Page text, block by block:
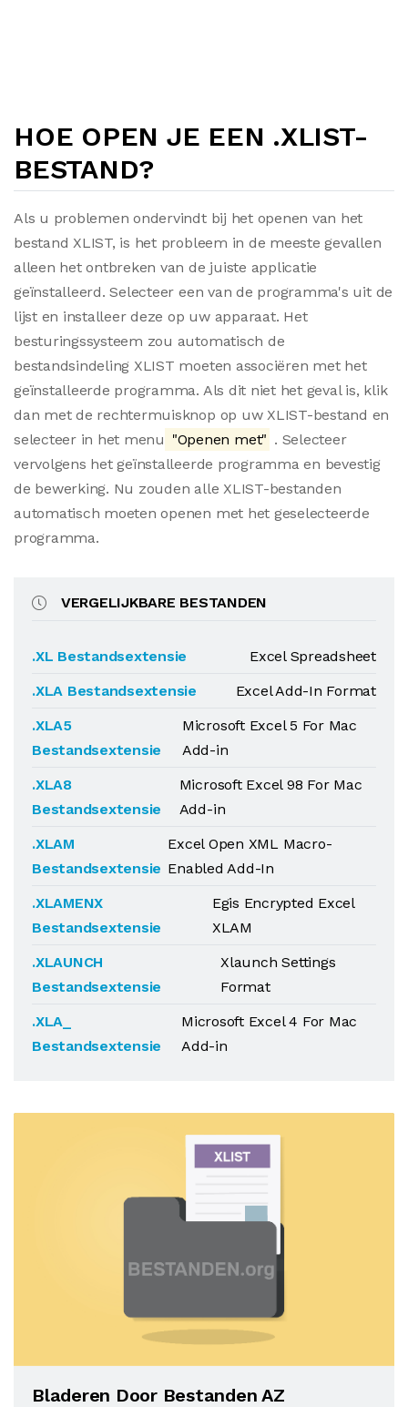
HOE OPEN JE EEN .XLIST-
BESTAND?
Als u problemen ondervindt bij het openen van het
bestand XLIST, is het probleem in de meeste gevallen
alleen het ontbreken van de juiste applicatie
geïnstalleerd. Selecteer een van de programma's uit de
lijst en installeer deze op uw apparaat. Het
besturingssysteem zou automatisch de
bestandsindeling XLIST moeten associëren met het
geïnstalleerde programma. Als dit niet het geval is, klik
dan met de rechtermuisknop op uw XLIST-bestand en
selecteer in het menu "Openen met" . Selecteer
vervolgens het geïnstalleerde programma en bevestig
de bewerking. Nu zouden alle XLIST-bestanden
automatisch moeten openen met het geselecteerde
programma.
VERGELIJKBARE BESTANDEN
.XL Bestandsextensie
Excel Spreadsheet
.XLA Bestandsextensie
Excel Add-In Format
.XLA5
Bestandsextensie
Microsoft Excel 5 For Mac
Add-in
.XLA8
Bestandsextensie
Microsoft Excel 98 For Mac
Add-in
.XLAM
Bestandsextensie
Excel Open XML Macro-
Enabled Add-In
.XLAMENX
Bestandsextensie
Egis Encrypted Excel
XLAM
.XLAUNCH
Bestandsextensie
Xlaunch Settings
Format
.XLA_
Bestandsextensie
Microsoft Excel 4 For Mac
Add-in
Bladeren Door Bestanden AZ